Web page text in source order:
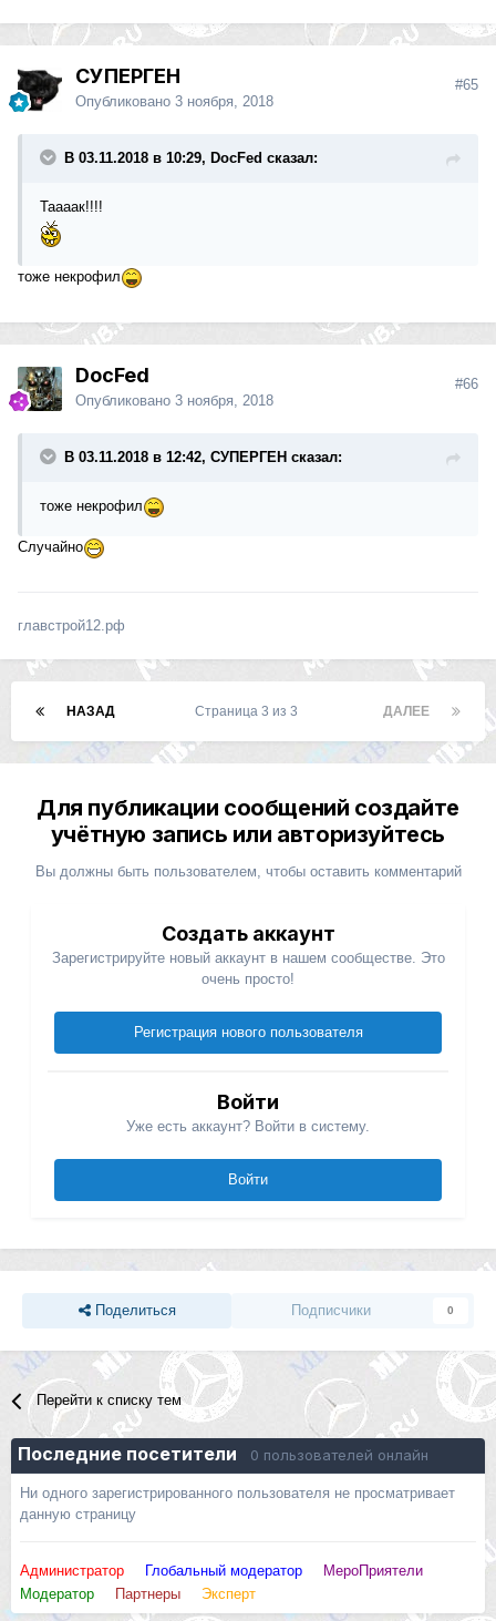
СУПЕРГЕН
Опубликовано 3 ноября, 2018
#65
В 03.11.2018 в 10:29, DocFed сказал:
Таааак!!!!
тоже некрофил
DocFed
Опубликовано 3 ноября, 2018
#66
В 03.11.2018 в 12:42, СУПЕРГЕН сказал:
тоже некрофил
Случайно
главстрой12.рф
НАЗАД ДАЛЕЕ
Страница 3 из 3
Для публикации сообщений создайте
учётную запись или авторизуйтесь
Вы должны быть пользователем, чтобы оставить комментарий
Создать аккаунт
Зарегистрируйте новый аккаунт в нашем сообществе. Это
очень просто!
Регистрация нового пользователя
Войти
Уже есть аккаунт? Войти в систему.
Войти
Поделиться Подписчики 0
Перейти к списку тем
Последние посетители 0 пользователей онлайн
Ни одного зарегистрированного пользователя не просматривает
данную страницу
Администратор Глобальный модератор
МероПриятели
Модератор
Партнеры Эксперт